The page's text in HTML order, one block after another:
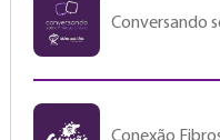
Conversando